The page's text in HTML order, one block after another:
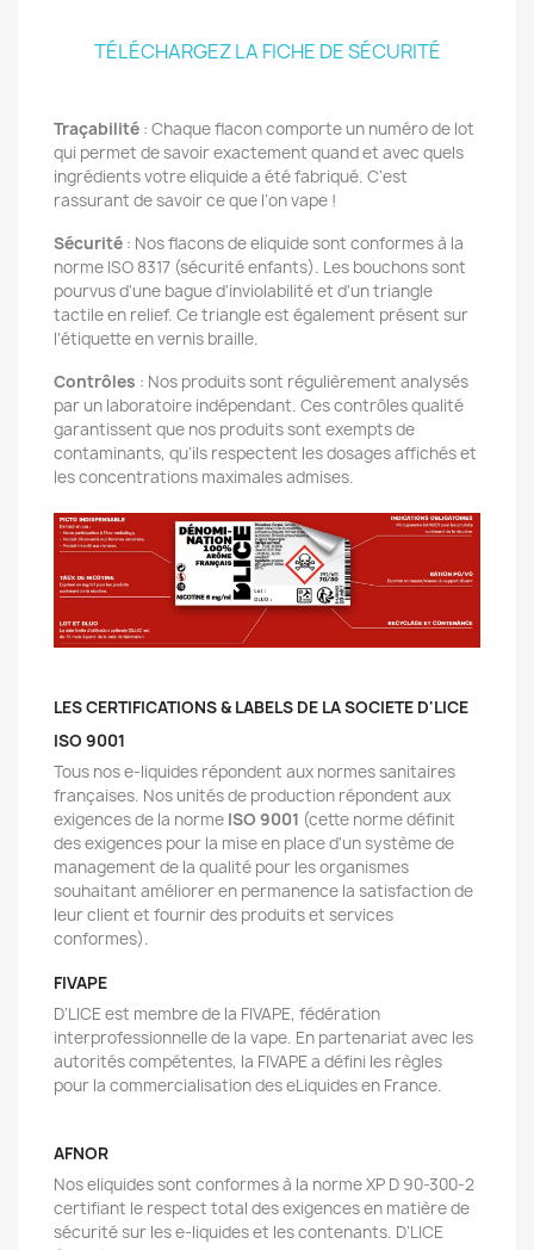
TÉLÉCHARGEZ LA FICHE DE SÉCURITÉ
Traçabilité : Chaque flacon comporte un numéro de lot
qui permet de savoir exactement quand et avec quels
ingrédients votre eliquide a été fabriqué. C’est
rassurant de savoir ce que l’on vape !
Sécurité : Nos flacons de eliquide sont conformes à la
norme ISO 8317 (sécurité enfants). Les bouchons sont
pourvus d'une bague d'inviolabilité et d'un triangle
tactile en relief. Ce triangle est également présent sur
l'étiquette en vernis braille.
Contrôles : Nos produits sont régulièrement analysés
par un laboratoire indépendant. Ces contrôles qualité
garantissent que nos produits sont exempts de
contaminants, qu’ils respectent les dosages affichés et
les concentrations maximales admises.
LES CERTIFICATIONS & LABELS DE LA SOCIETE D'LICE
ISO 9001
Tous nos e-liquides répondent aux normes sanitaires
françaises. Nos unités de production répondent aux
exigences de la norme ISO 9001 (cette norme définit
des exigences pour la mise en place d'un système de
management de la qualité pour les organismes
souhaitant améliorer en permanence la satisfaction de
leur client et fournir des produits et services
conformes).
FIVAPE
D’LICE est membre de la FIVAPE, fédération
interprofessionnelle de la vape. En partenariat avec les
autorités compétentes, la FIVAPE a défini les règles
pour la commercialisation des eLiquides en France.
AFNOR
Nos eliquides sont conformes à la norme XP D 90-300-2
certifiant le respect total des exigences en matière de
sécurité sur les e-liquides et les contenants. D’LICE